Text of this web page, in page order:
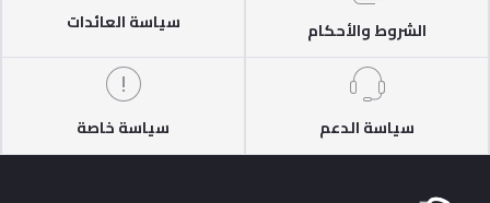
الشروط والأحكام سياسة العائدات
سياسة الدعم سياسة خاصة